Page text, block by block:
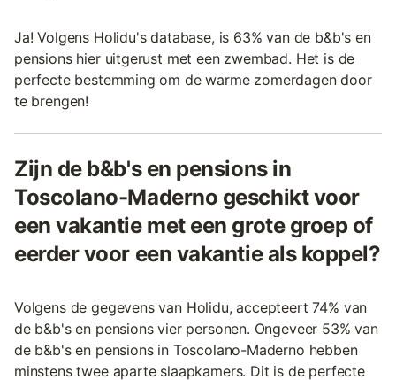
Ja! Volgens Holidu's database, is 63% van de b&b's en
pensions hier uitgerust met een zwembad. Het is de
perfecte bestemming om de warme zomerdagen door
te brengen!
Zijn de b&b's en pensions in
Toscolano-Maderno geschikt voor
een vakantie met een grote groep of
eerder voor een vakantie als koppel?
Volgens de gegevens van Holidu, accepteert 74% van
de b&b's en pensions vier personen. Ongeveer 53% van
de b&b's en pensions in Toscolano-Maderno hebben
minstens twee aparte slaapkamers. Dit is de perfecte